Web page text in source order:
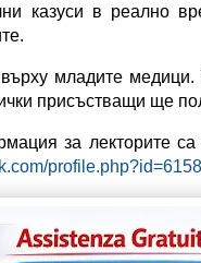
казуси в реално
младите медици.
присъстващи ще
за лекторите